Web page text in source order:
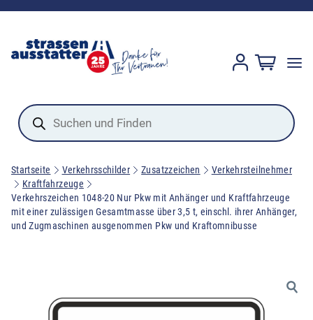
Products
search
Startseite Verkehrsschilder Zusatzzeichen
Verkehrsteilnehmer
Kraftfahrzeuge
Verkehrszeichen 1048-20 Nur Pkw mit Anhänger und Kraftfahrzeuge
mit einer zulässigen Gesamtmasse über 3,5 t, einschl. ihrer Anhänger,
und Zugmaschinen ausgenommen Pkw und Kraftomnibusse